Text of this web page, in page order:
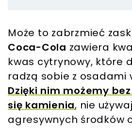
Może to zabrzmieć
Coca-Cola zawiera
kwas cytrynowy, które
radzą sobie z osadami
Dzięki nim możemy
się kamienia, nie
agresywnych środków